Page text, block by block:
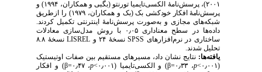
۲۰۰۱)، پرسش‌نامهٔ الکسی‌تایمیا تورنتو (بگبی و همکاران، ۱۹۹۴) و
پرسش‌نامهٔ افکار خودکشی بک
(بک و همکاران، ۱۹۷۹) را ازطریق
شبکه‌های مجازی و به‌صورت پرسش‌نامهٔ اینترنتی تکمیل کردند.
داده‌ها در سطح معناداری ۰٫۰۵ با روش مدل‌سازی معادلات
ساختاری در نرم‌افزارهایSPSSنسخهٔ ۲۴ و LISREL
نسخهٔ ۸.۸
تحلیل شدند.
یافته‌ها:نتایج نشان داد، مسیرهای مستقیم بین صفات اوتیستیک
p، ۰٫۳۳= β) و الکسی‌تایمیا (۰٫۰۰۱> p، ۰٫۴۷= β) و افکار